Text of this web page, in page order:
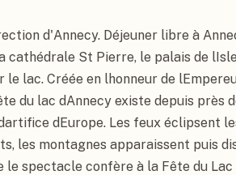
lac à
d'Annecy. Déjeuner libre à
cathédrale St Pierre, le palais de
le lac. Créée en lhonneur de
du lac dAnnecy existe depuis près
dEurope. Les feux éclipsent
les montagnes apparaissent puis
le spectacle confère à la Fête du